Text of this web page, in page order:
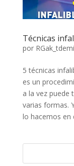
Técnicas
por
5 técnicas
es un
a la vez puede
varias formas.
lo hacemos en